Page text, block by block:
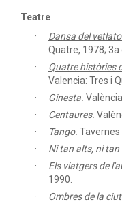
Teatre
Dansa del
Quatre, 1978; 3a
Quatre històries
Valencia: Tres i
Ginesta.
Centaures.
Tango. Tavernes
Ni tan alts, ni tan
Els viatgers de
1990.
Ombres de la